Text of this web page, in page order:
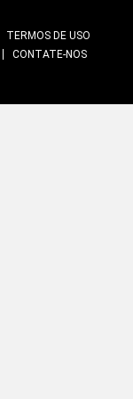
TERMOS DE USO
CONTATE-NOS